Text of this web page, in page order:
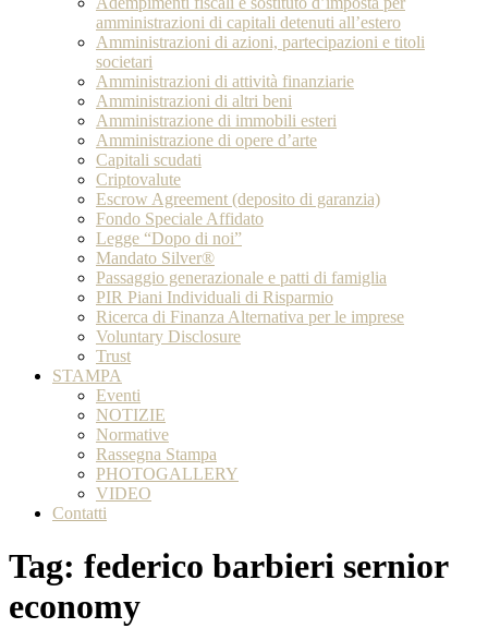
amministrazioni di capitali detenuti all’estero
Amministrazioni di azioni, partecipazioni e titoli
societari
Amministrazioni di attività finanziarie
Amministrazioni di altri beni
Amministrazione di immobili esteri
Amministrazione di opere d’arte
Capitali scudati
Criptovalute
Escrow Agreement (deposito di garanzia)
Fondo Speciale Affidato
Legge “Dopo di noi”
Mandato Silver®
Passaggio generazionale e patti di famiglia
PIR Piani Individuali di Risparmio
Ricerca di Finanza Alternativa per le imprese
Voluntary Disclosure
Trust
STAMPA
Eventi
NOTIZIE
Normative
Rassegna Stampa
PHOTOGALLERY
VIDEO
Contatti
Tag: federico barbieri sernior
economy